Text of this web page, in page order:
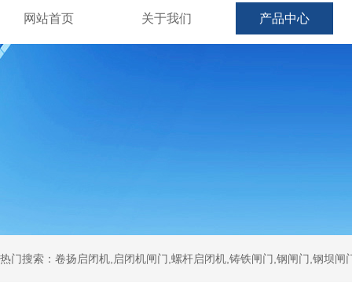
网站首页 关于我们 产品中心
热门搜索：卷扬启闭机,启闭机闸门,螺杆启闭机,铸铁闸门,钢闸门,钢坝